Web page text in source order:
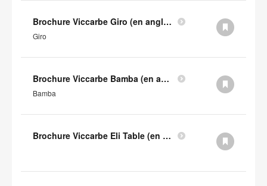
Brochure Viccarbe Giro (en anglais)
Giro
Brochure Viccarbe Bamba (en anglais)
Bamba
Brochure Viccarbe Eli Table (en anglais)